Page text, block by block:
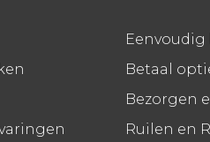
Betaal
Bezorgen
Ruilen en